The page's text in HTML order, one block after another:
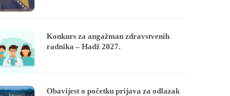
Konkurs za angažman zdravstvenih
radnika – Hadž 2027.
Obavijest o početku prijava za odlazak